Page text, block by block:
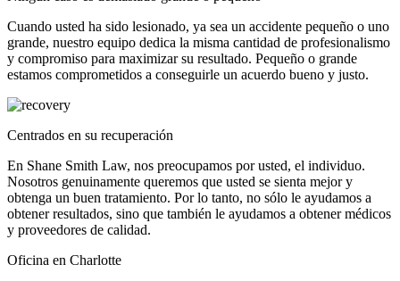
Cuando usted ha sido lesionado, ya sea un accidente pequeño o uno
grande, nuestro equipo dedica la misma cantidad de profesionalismo
y compromiso para maximizar su resultado. Pequeño o grande
estamos comprometidos a conseguirle un acuerdo bueno y justo.
Centrados en su recuperación
En Shane Smith Law, nos preocupamos por usted, el individuo.
Nosotros genuinamente queremos que usted se sienta mejor y
obtenga un buen tratamiento. Por lo tanto, no sólo le ayudamos a
obtener resultados, sino que también le ayudamos a obtener médicos
y proveedores de calidad.
Oficina en Charlotte